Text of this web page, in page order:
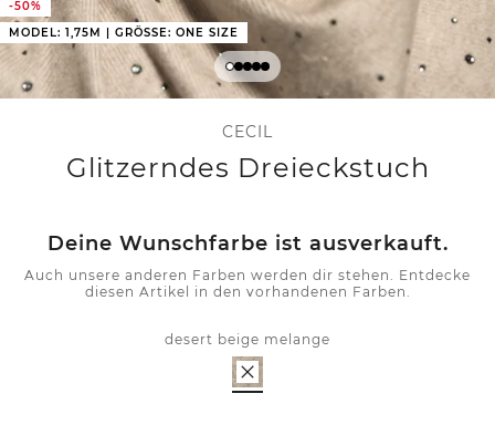
-50%
MODEL: 1,75M | GRÖSSE: ONE SIZE
CECIL
Glitzerndes Dreieckstuch
Deine Wunschfarbe ist ausverkauft.
Auch unsere anderen Farben werden dir stehen. Entdecke
diesen Artikel in den vorhandenen Farben.
desert beige melange